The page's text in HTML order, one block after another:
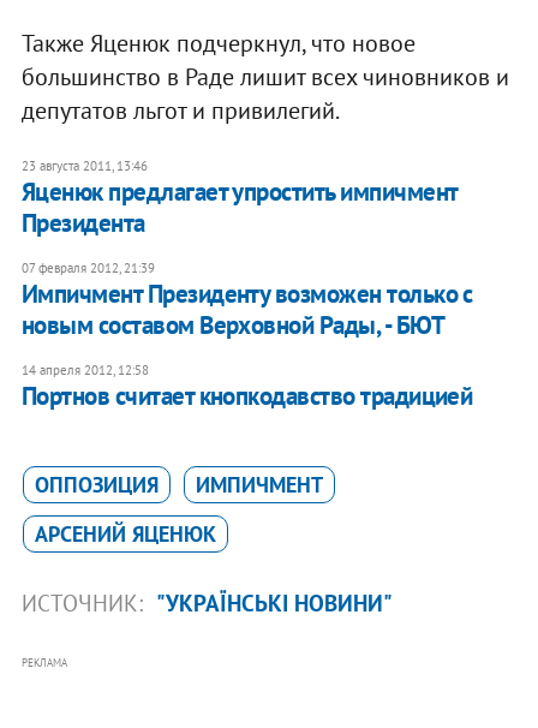
Также Яценюк подчеркнул, что новое
большинство в Раде лишит всех чиновников и
депутатов льгот и привилегий.
23 августа 2011, 13:46
Яценюк предлагает упростить импичмент
Президента
07 февраля 2012, 21:39
Импичмент Президенту возможен только с
новым составом Верховной Рады, - БЮТ
14 апреля 2012, 12:58
Портнов считает кнопкодавство традицией
ОППОЗИЦИЯ
ИМПИЧМЕНТ
АРСЕНИЙ ЯЦЕНЮК
ИСТОЧНИК: "УКРАЇНСЬКІ НОВИНИ"
РЕКЛАМА